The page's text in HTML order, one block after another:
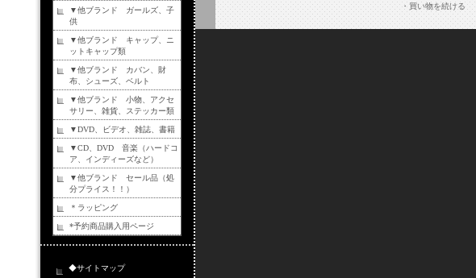
▼他ブランド ガールズ、子
供
▼他ブランド キャップ、ニ
ットキャップ類
▼他ブランド カバン、財
布、シューズ、ベルト
▼他ブランド 小物、アクセ
サリー、雑貨、ステッカー類
▼DVD、ビデオ、雑誌、書籍
▼CD、DVD 音楽（ハードコ
ア、インディーズなど）
▼他ブランド セール品（処
分プライス！！）
＊ラッピング
*予約商品購入用ページ
◆サイトマップ
・買い物を続ける